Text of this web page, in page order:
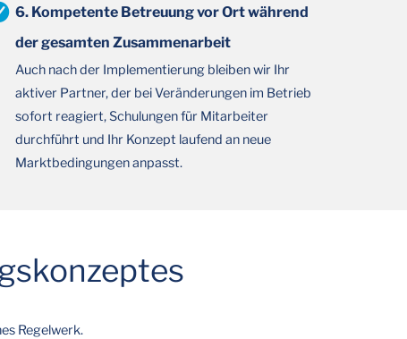
6. Kompetente Betreuung vor Ort während
der gesamten Zusammenarbeit
Auch nach der Implementierung bleiben wir Ihr
aktiver Partner, der bei Veränderungen im Betrieb
sofort reagiert, Schulungen für Mitarbeiter
durchführt und Ihr Konzept laufend an neue
Marktbedingungen anpasst.
Regelwerk.